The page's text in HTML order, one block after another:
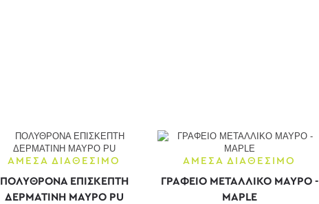
ΑΜΕΣΑ ΔΙΑΘΕΣΙΜΟ
ΠΟΛΥΘΡΟΝΑ ΕΠΙΣΚΕΠΤΗ
ΔΕΡΜΑΤΙΝΗ ΜΑΥΡΟ PU
ΑΜΕΣΑ ΔΙΑΘΕΣΙΜΟ
ΓΡΑΦΕΙΟ ΜΕΤΑΛΛΙΚΟ ΜΑΥΡΟ -
MAPLE